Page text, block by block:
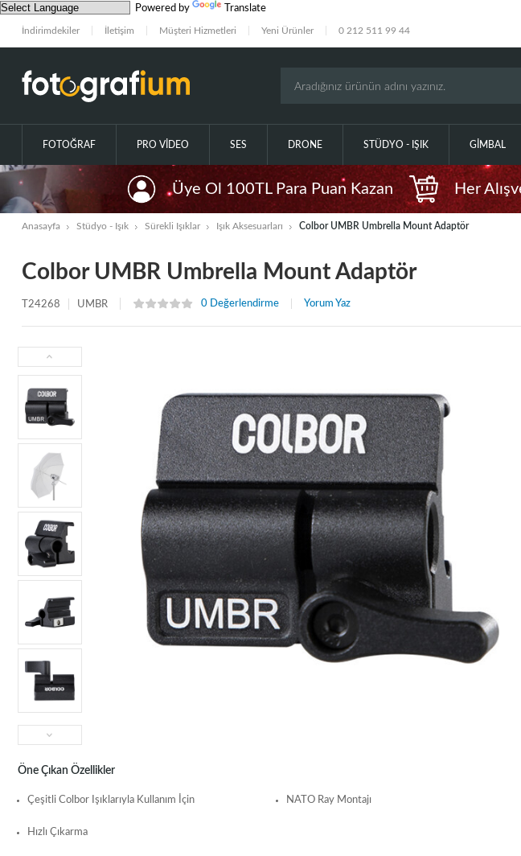
Powered by Translate
İndirimdekiler İletişim Müşteri Hizmetleri Yeni Ürünler 0 212 511 99 44
FOTOĞRAF PRO VIDEO SES DRONE STÜDYO - IŞIK GIMBAL
Üye Ol 100TL Para Puan Kazan Her
Anasayfa Stüdyo - Işık Sürekli Işıklar Işık Aksesuarları Colbor UMBR Umbrella Mount Adaptör
Colbor UMBR Umbrella Mount Adaptör
T24268 UMBR 0 Değerlendirme Yorum Yaz
Öne Çıkan Özellikler
Çeşitli Colbor Işıklarıyla Kullanım İçin NATO Ray Montajı
Hızlı Çıkarma